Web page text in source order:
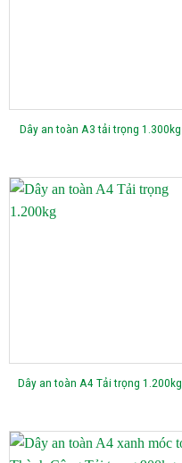
Dây an toàn A3 tải trọng 1.300kg
Dây an toàn A4 Tải trọng 1.200kg